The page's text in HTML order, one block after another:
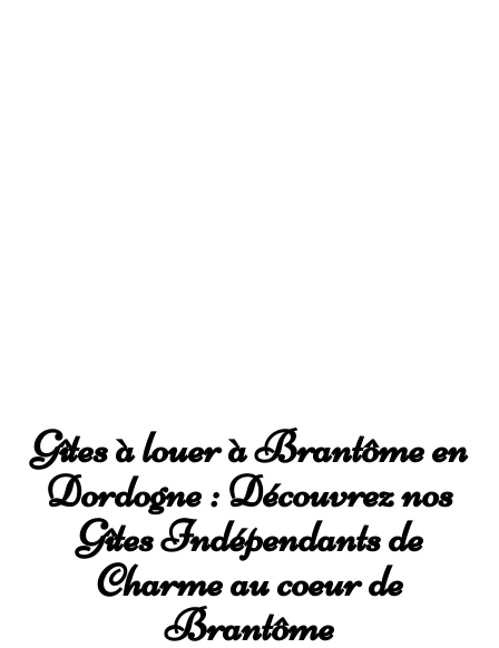
Gîtes à louer à Brantôme en
Dordogne : Découvrez nos
Gîtes Indépendants de
Charme au coeur de
Brantôme